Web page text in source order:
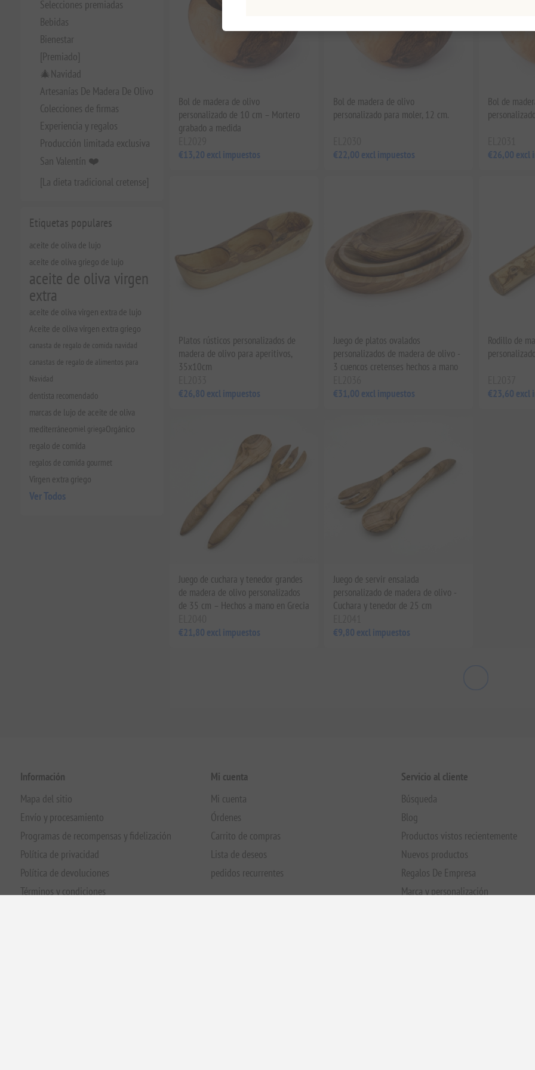
Selecciones premiadas
Bebidas
Bienestar
[Premiado]
🎄Navidad
Artesanías De Madera De Olivo
Colecciones de firmas
Experiencia y regalos
Producción limitada exclusiva
San Valentín ❤️
[La dieta tradicional cretense]
Etiquetas populares
aceite de oliva de lujo
aceite de oliva griego de lujo
aceite de oliva virgen
extra
aceite de oliva virgen extra de lujo
Aceite de oliva virgen extra griego
canasta de regalo de comida navidad
canastas de regalo de alimentos para
Navidad
dentista recomendado
marcas de lujo de aceite de oliva
mediterráneomiel griegaOrgánico
regalo de comida
regalos de comida gourmet
Virgen extra griego
Ver Todos
Bol de madera de olivo
personalizado de 10 cm – Mortero
grabado a medida
€13,20 excl impuestos
Bol de madera de olivo
personalizado para moler, 12 cm.
€22,00 excl impuestos
Bol de
€26,00 excl
Platos rústicos personalizados de
madera de olivo para aperitivos,
35x10cm
€26,80 excl impuestos
Juego de platos ovalados
personalizados de madera de olivo -
3 cuencos cretenses hechos a mano
€31,00 excl impuestos
Rodillo de
€23,60 excl
Juego de cuchara y tenedor grandes
de madera de olivo personalizados
de 35 cm – Hechos a mano en Grecia
€21,80 excl impuestos
Juego de servir ensalada
personalizado de madera de olivo -
Cuchara y tenedor de 25 cm
€9,80 excl impuestos
Programas de recompensas y fidelización
Política de privacidad
Política de devoluciones
Términos y condiciones
Sostenibilidad
Política sobre el alcohol
Sobre nosotros
Carrito de compras
Lista de deseos
pedidos recurrentes
Productos vistos recientemente
Nuevos productos
Regalos De Empresa
Marca y personalización
embalaje
Añade un vídeo de regalo personal
Yates y regalos B2B